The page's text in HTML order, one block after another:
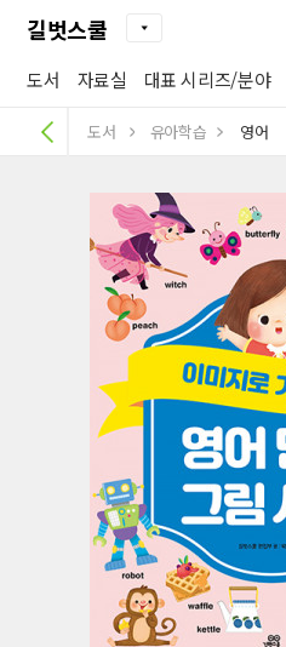
길벗스쿨
도서 자료실 대표 시리즈/분야
도서 유아학습 영어